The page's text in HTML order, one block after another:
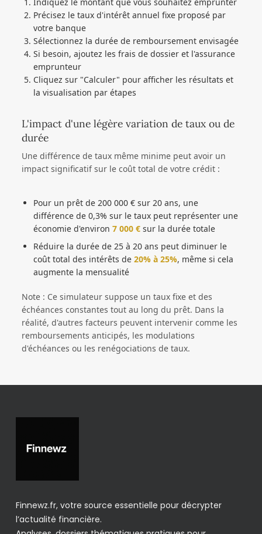
Précisez le taux d'intérêt annuel fixe proposé par
votre banque
Sélectionnez la durée de remboursement envisagée
Si besoin, ajoutez les frais de dossier et l'assurance
emprunteur
Cliquez sur "Calculer" pour afficher les résultats et
la visualisation par étapes
L'impact d'une légère variation de taux ou de
durée
Une différence de taux même minime peut avoir un
impact significatif sur le coût total de votre crédit :
Pour un prêt de 200 000 € sur 20 ans, une
différence de 0,3% sur le taux peut représenter une
économie d'environ 7 000 €sur la durée totale
Réduire la durée de 25 à 20 ans peut diminuer le
coût total des intérêts de 20% à 25%, même si cela
augmente la mensualité
Note : Ce simulateur suppose un taux fixe et des
échéances constantes tout au long du prêt. Dans la
réalité, d'autres facteurs peuvent intervenir comme les
remboursements anticipés, les modulations
d'échéances ou les renégociations de taux.
Finnewz.fr, votre source essentielle pour décrypter
l’actualité financière.